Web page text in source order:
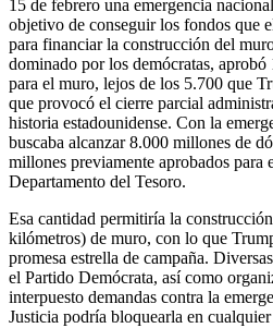
15 de febrero una emergencia
objetivo de conseguir los fondos que
para financiar la construcción del
dominado por los demócratas,
para el muro, lejos de los 5.700 que
que provocó el cierre parcial
historia estadounidense. Con la
buscaba alcanzar 8.000 millones de
millones previamente aprobados para
Departamento del Tesoro.
Esa cantidad permitiría la
kilómetros) de muro, con lo que
promesa estrella de campaña.
el Partido Demócrata, así como
interpuesto demandas contra la
Justicia podría bloquearla en